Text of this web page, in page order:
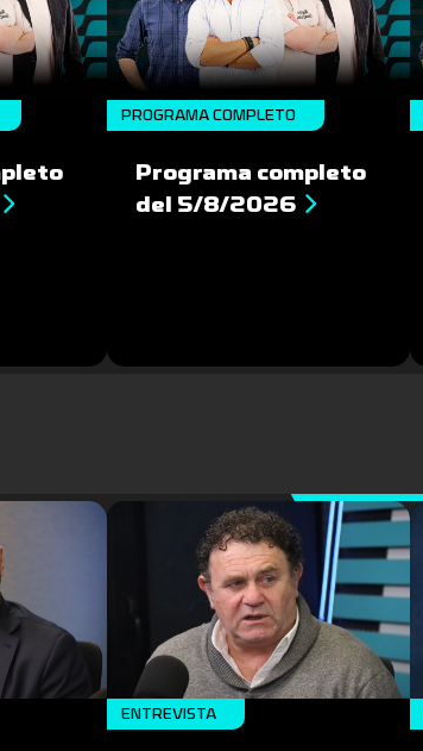
PROGRAMA COMPLETO
Programa completo
del 5/8/2026
ENTREVISTA